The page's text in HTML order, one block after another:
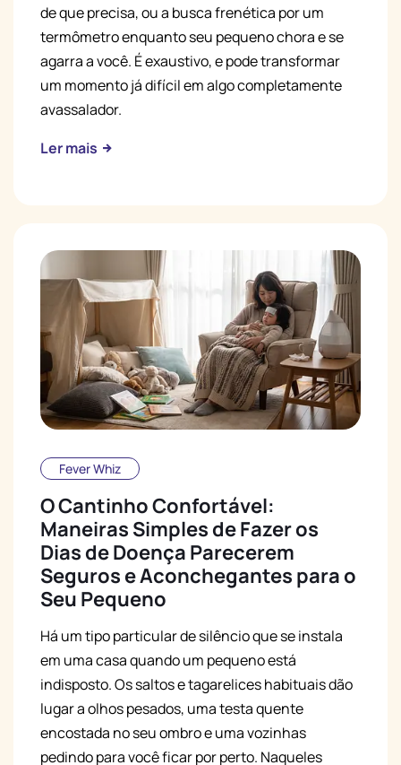
de que precisa, ou a busca frenética por um
termômetro enquanto seu pequeno chora e se
agarra a você. É exaustivo, e pode transformar
um momento já difícil em algo completamente
avassalador.
Ler mais
Fever Whiz
O Cantinho Confortável:
Maneiras Simples de Fazer os
Dias de Doença Parecerem
Seguros e Aconchegantes para o
Seu Pequeno
Há um tipo particular de silêncio que se instala
em uma casa quando um pequeno está
indisposto. Os saltos e tagarelices habituais dão
lugar a olhos pesados, uma testa quente
encostada no seu ombro e uma vozinhas
pedindo para você ficar por perto. Naqueles